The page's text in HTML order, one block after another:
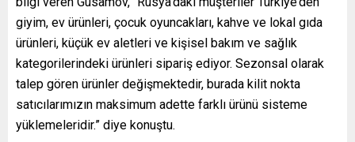
giyim, ev ürünleri, çocuk oyuncakları, kahve ve lokal gıda
ürünleri, küçük ev aletleri ve kişisel bakım ve sağlık
kategorilerindeki ürünleri sipariş ediyor. Sezonsal olarak
talep gören ürünler değişmektedir, burada kilit nokta
satıcılarımızın maksimum adette farklı ürünü sisteme
yüklemeleridir.” diye konuştu.